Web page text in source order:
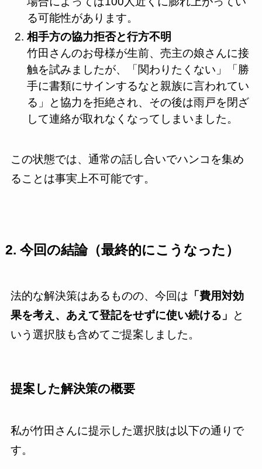
る可能性があります。
相手方の協力拒否と行方不明
竹田さんのお母様が生前、売主の娘さんに接
触を試みましたが、「関わりたくない」「勝
手に書類にサインするなと親族に言われてい
る」と協力を拒絶され、その後は雨戸を閉ざ
して連絡が取れなくなってしまいました。
この状態では、通常の話し合いでハンコを集め
ることは事実上不可能です。
2. 今回の結論（最終的にこうなった）
法的な解決策はあるものの、今回は 「費用対効
果を考え、あえて登記をせずに使い続ける」
と
いう選択肢も含めてご提案しました。
提案した解決策の概要
私が竹田さんに提示した選択肢は以下の通りで
す。